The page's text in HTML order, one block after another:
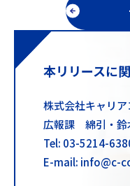
本リリースに
株式会社キャリ
広報課 綿引・鈴
Tel: 03-5214-
E-mail: info@c-